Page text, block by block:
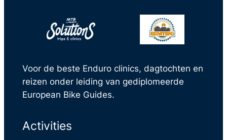
Voor de beste Enduro clinics, dagtochten en
reizen onder leiding van gediplomeerde
European Bike Guides.
Activities